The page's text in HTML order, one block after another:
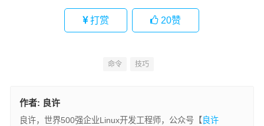
打赏 20赞
命令 技巧
作者: 良许
良许，世界500强企业Linux开发工程师，公众号【 良许